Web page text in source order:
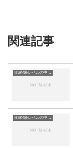
関連記事